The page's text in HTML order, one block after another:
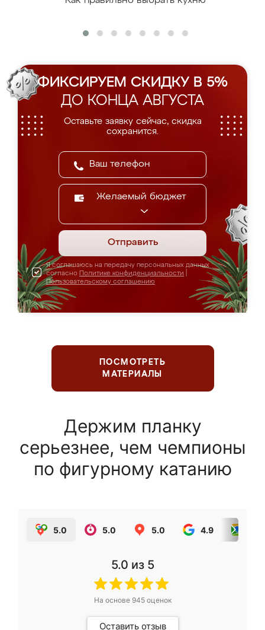
ФИКСИРУЕМ СКИДКУ В 5%
ДО КОНЦА АВГУСТА
Оставьте заявку сейчас, скидка
сохранится.
Желаемый бюджет
Отправить
Я соглашаюсь на передачу персональных данных
согласно Политике конфиденциальности
Пользовательскому соглашению
ПОСМОТРЕТЬ
МАТЕРИАЛЫ
Держим планку
серьезнее, чем чемпионы
по фигурному катанию
5.0 5.0 5.0 4.9
5.0 из 5
На основе 945оценок
Оставить отзыв